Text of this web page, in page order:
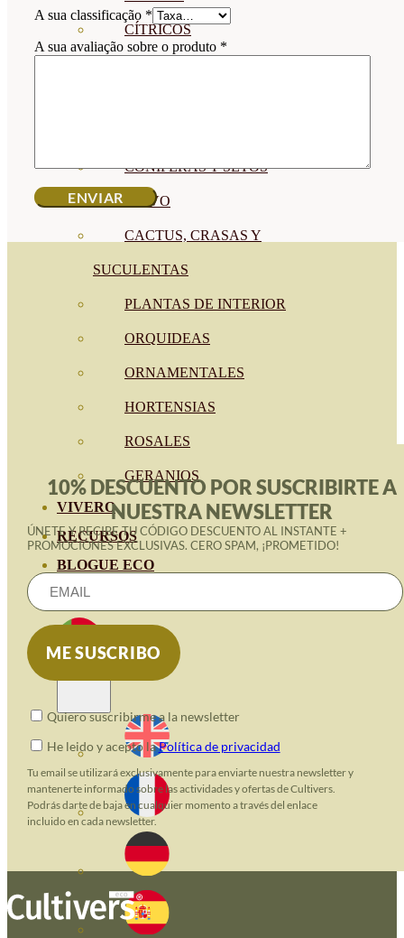
CÍTRICOS
CONÍFERAS Y SETOS
OLIVO
CACTUS, CRASAS Y
SUCULENTAS
PLANTAS DE INTERIOR
ORQUIDEAS
ORNAMENTALES
HORTENSIAS
ROSALES
GERANIOS
VIVERO
RECURSOS
BLOGUE ECO
CONTACTO
A sua classificação *
A sua avaliação sobre o produto *
10% DESCUENTO POR SUSCRIBIRTE A
NUESTRA NEWSLETTER
ÚNETE Y RECIBE TU CÓDIGO DESCUENTO AL INSTANTE +
PROMOCIONES EXCLUSIVAS. CERO SPAM, ¡PROMETIDO!
Quiero suscribirme a la newsletter
He leido y acepto laPolítica de privacidad
Tu email se utilizará exclusivamente para enviarte nuestra newsletter y
mantenerte informado sobre las actividades y ofertas de Cultivers.
Podrás darte de baja en cualquier momento a través del enlace
incluido en cada newsletter.